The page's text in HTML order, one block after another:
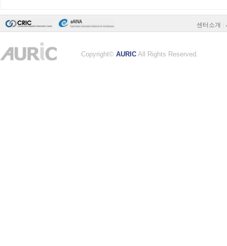
센터소개
Copyright© AURIC All Rights Reserved.